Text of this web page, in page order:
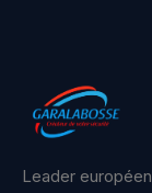
Leader